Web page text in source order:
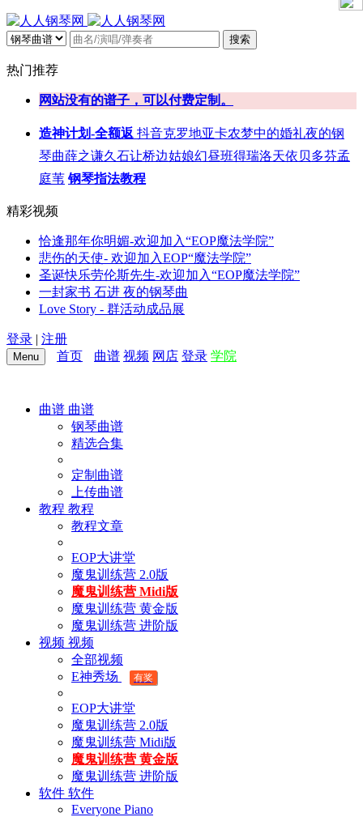
搜索
热门推荐
网站没有的谱子，可以付费定制。
造神计划-全额返 抖音克罗地亚卡农梦中的婚礼夜的钢
琴曲薛之谦久石让桥边姑娘幻昼班得瑞洛天依贝多芬孟
庭苇 钢琴指法教程
精彩视频
恰逢那年你明媚-欢迎加入“EOP魔法学院”
悲伤的天使- 欢迎加入EOP“魔法学院”
圣诞快乐劳伦斯先生-欢迎加入“EOP魔法学院”
一封家书 石进 夜的钢琴曲
Love Story - 群活动成品展
登录 | 注册
Menu 首页 曲谱 视频 网店 登录 学院
曲谱 曲谱
钢琴曲谱
精选合集
定制曲谱
上传曲谱
教程 教程
教程文章
EOP大讲堂
魔鬼训练营 2.0版
魔鬼训练营 Midi版
魔鬼训练营 黄金版
魔鬼训练营 进阶版
视频 视频
全部视频
E神秀场
有奖
EOP大讲堂
魔鬼训练营 2.0版
魔鬼训练营 Midi版
魔鬼训练营 黄金版
魔鬼训练营 进阶版
软件 软件
Everyone Piano